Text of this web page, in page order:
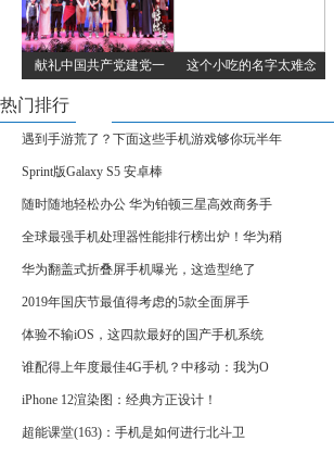
献礼中国共产党建党一 这个小吃的名字太难念
热门排行
遇到手游荒了？下面这些手机游戏够你玩半年
Sprint版Galaxy S5 安卓棒
随时随地轻松办公 华为铂顿三星高效商务手
全球最强手机处理器性能排行榜出炉！华为稍
华为翻盖式折叠屏手机曝光，这造型绝了
2019年国庆节最值得考虑的5款全面屏手
体验不输iOS，这四款最好的国产手机系统
谁配得上年度最佳4G手机？中移动：我为O
iPhone 12渲染图：经典方正设计！
超能课堂(163)：手机是如何进行北斗卫